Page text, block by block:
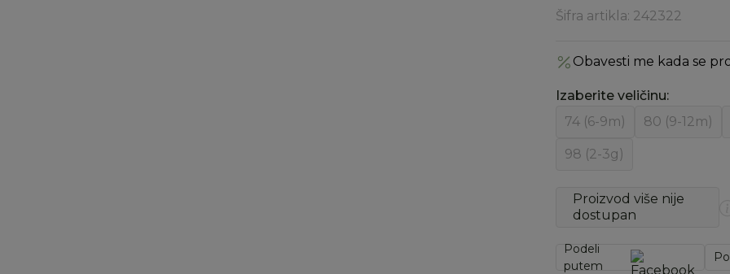
Šifra artikla: 242322
Obavesti me kada se
Izaberite veličinu:
74 (6-9m) 80 (9-12m)
98 (2-3g)
Proizvod više nije
dostupan
Podeli
putem